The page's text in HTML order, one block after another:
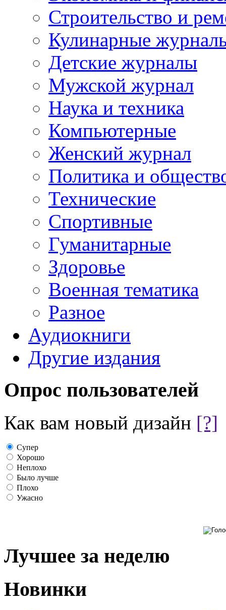
Строительство и
Кулинарные
Детские журналы
Мужской журнал
Наука и техника
Компьютерные
Женский журнал
Политика и
Технические
Спортивные
Гуманитарные
Здоровье
Военная тематика
Разное
Аудиокниги
Другие издания
Опрос пользователей
Как вам новый дизайн [?]
Супер
Хорошо
Неплохо
Было лучше
Плохо
Ужасно
Лучшее за неделю
Новинки